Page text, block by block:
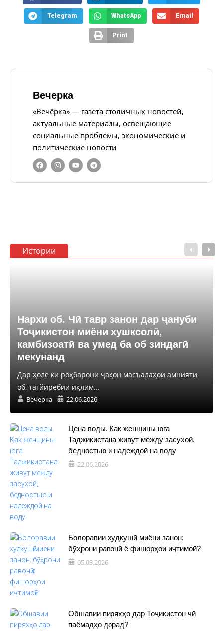
Telegram WhatsApp Email
Print
Вечерка
«Вечёрка» — газета столичных новостей,
актуальные материалы, освещающие
социальные проблемы, экономические и
политические новости
Истории
Нархи об. Чӣ тавр занон дар ҷануби
Тоҷикистон миёни хушксолӣ,
камбизоатӣ ва умед ба об зиндагӣ
мекунанд
Дар ҳоле ки роҳбарони ҷаҳон масъалаҳои амнияти
об, тағйирёбии иқлим...
Вечерка 22.06.2026
Цена воды. Как женщины юга
Таджикистана живут между засухой,
бедностью и надеждой на воду
22.06.2026
Болоравии худкушӣ миёни занон:
бӯҳрони равонӣ ё фишорҳои иҷтимоӣ?
05.03.2026
Обшавии пиряхҳо дар Тоҷикистон чӣ
паёмадҳо дорад?